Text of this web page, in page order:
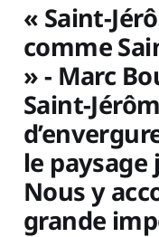
« Saint-
comme
» - Marc
Saint-
le paysage
Nous y
grande